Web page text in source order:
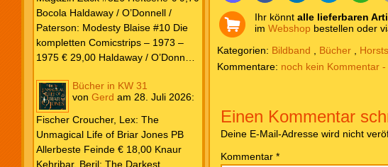
Bocola Haldaway / O’Donnell /
Paterson: Modesty Blaise #10 Die
kompletten Comicstrips – 1973 –
1975 € 29,00 Haldaway / O’Donnell
kompletten Comicstrips – 1972 –
1973 € 29,00 Knesebeck Hendrix,
John: Die Weltenerschaffer Die
fantastische Freundschaft von C.S.
Lewis & J.R.R. Tolkien € 30,00
Weissblech Luba Wolfsschwanz #22
Bücher in KW 31
von Gerd am 28. Juli 2026:
Fischer Croucher, Lex: The
Unmagical Life of Briar Jones PB
Allerbeste Feinde € 18,00 Knaur
Kehribar, Beril: The Darkest
Ihr könntalle lieferbaren
imWebshop bestellen oder
Kategorien: Bildband , Bücher ,
noch kein Kommentar
Einen Kommentar
Deine E-Mail-Adresse wird nicht
Kommentar*